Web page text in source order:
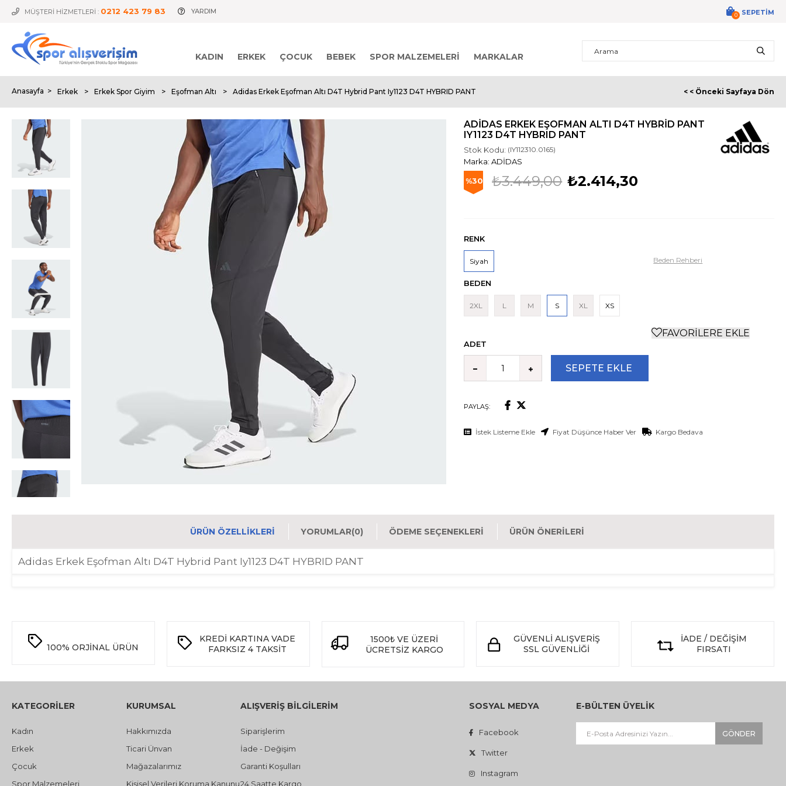
MÜŞTERİ HİZMETLERİ : 0212 423 79 83 YARDIM
KADIN ERKEK ÇOCUK BEBEK SPOR MALZEMELERI MARKALAR
SEPETIM
0
Anasayfa > Erkek > Erkek Spor Giyim > Eşofman Altı > Adidas Erkek Eşofman Altı D4T Hybrid Pant Iy1123 D4T HYBRID PANT < < Önceki Sayfaya Dön
ADIDAS ERKEK EŞOFMAN ALTI D4T HYBRID PANT
IY1123 D4T HYBRID PANT
Stok Kodu: (IY112310.0165)
ADİDAS
30 ₺3.449,00 ₺2.414,30
RENK
Siyah
BEDEN
2XL L M S XL XS
Beden Rehberi
ADET
FAVORILERE EKLE
PAYLAŞ:
İstek Listeme Ekle Fiyat Düşünce Haber Ver Kargo Bedava
ÜRÜN ÖZELLIKLERI YORUMLAR(0) ÖDEME SEÇENEKLERI ÜRÜN ÖNERILERI
Adidas Erkek Eşofman Altı D4T Hybrid Pant Iy1123 D4T HYBRID PANT
100% ORJİNAL ÜRÜN
KREDİ KARTINA VADE
FARKSIZ 4 TAKSİT
1500₺VE ÜZERİ
ÜCRETSİZ KARGO
GÜVENLİ ALIŞVERİŞ
SSL GÜVENLİĞİ
İADE / DEĞİŞİM
FIRSATI
KATEGORİLER
Kadın
Erkek
Çocuk
Spor Malzemeleri
KURUMSAL
Hakkımızda
Ticari Ünvan
Mağazalarımız
Kişisel Verileri Koruma Kanunu
ALIŞVERİŞ BİLGİLERİM
Siparişlerim
İade - Değişim
Garanti Koşulları
24 Saatte Kargo
SOSYAL MEDYA
Facebook
Twitter
Instagram
E-BÜLTEN ÜYELİK
GÖNDER